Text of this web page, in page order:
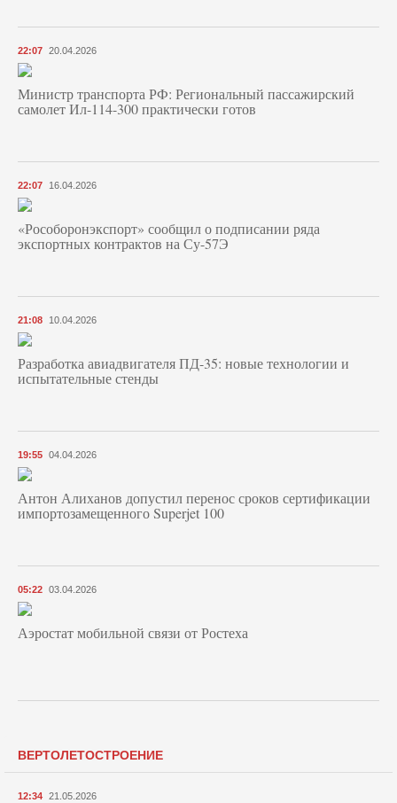
22:07 20.04.2026
Министр транспорта РФ: Региональный пассажирский
самолет Ил-114-300 практически готов
22:07 16.04.2026
«Рособоронэкспорт» сообщил о подписании ряда
экспортных контрактов на Су-57Э
21:08 10.04.2026
Разработка авиадвигателя ПД-35: новые технологии и
испытательные стенды
19:55 04.04.2026
Антон Алиханов допустил перенос сроков сертификации
импортозамещенного Superjet 100
05:22 03.04.2026
Аэростат мобильной связи от Ростеха
ВЕРТОЛЕТОСТРОЕНИЕ
12:34 21.05.2026